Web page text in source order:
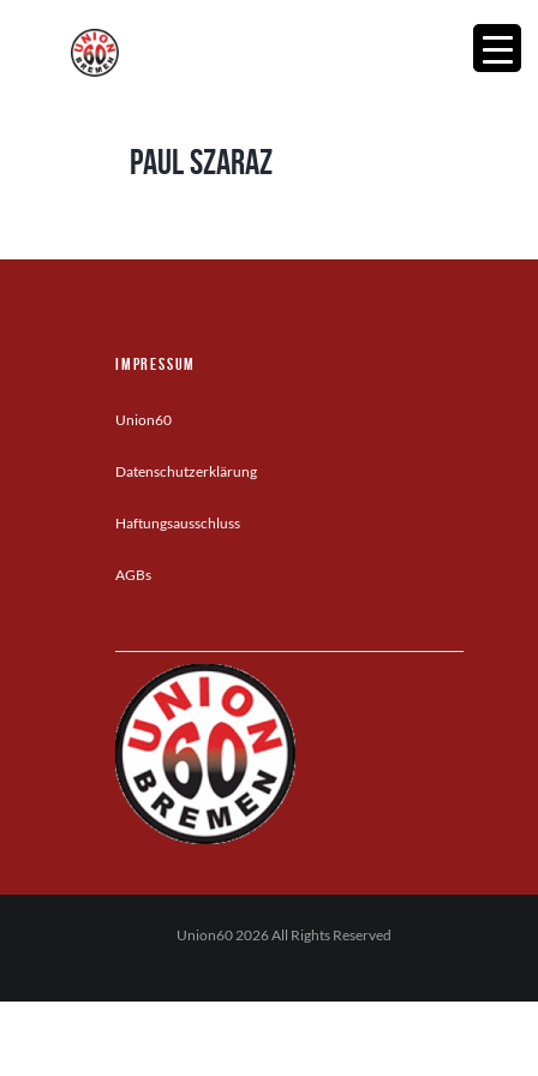
Paul Szaraz
Impressum
Union60
Datenschutzerklärung
Haftungsausschluss
AGBs
Union60 2026 All Rights Reserved